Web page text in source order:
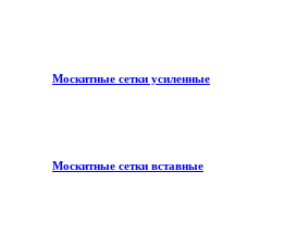
Москитные сетки усиленные
Москитные сетки вставные